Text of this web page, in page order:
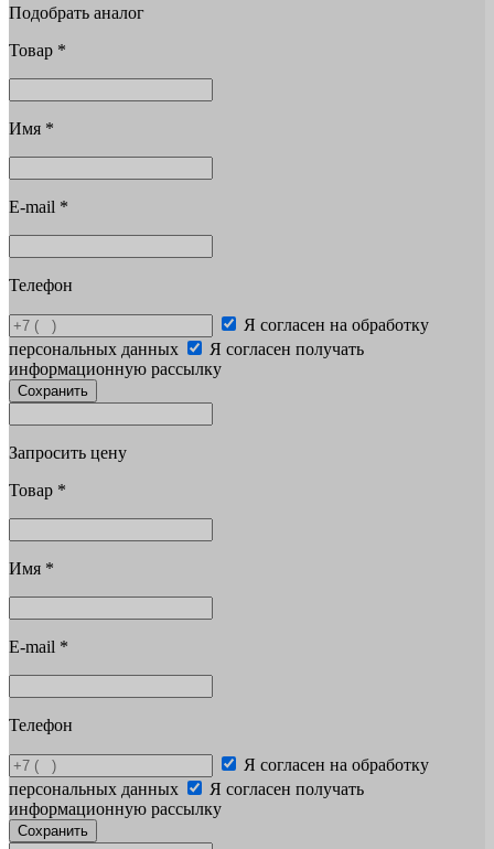
Подобрать аналог
Товар *
Имя *
E-mail *
Телефон
Я согласен на обработку
персональных данных
Я согласен получать
информационную рассылку
Сохранить
Запросить цену
Товар *
Имя *
E-mail *
Телефон
Я согласен на обработку
персональных данных
Я согласен получать
информационную рассылку
Сохранить